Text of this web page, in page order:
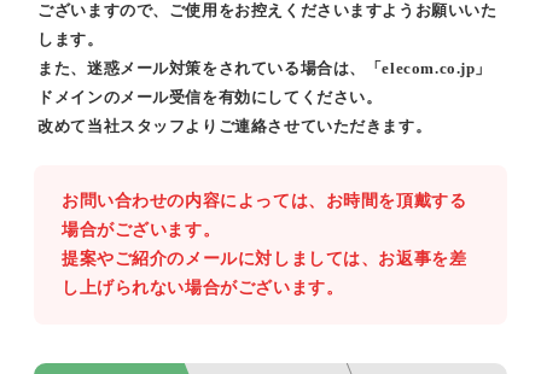
ございますので、ご使用をお控えくださいますようお願いいた
します。
また、迷惑メール対策をされている場合は、「elecom.co.jp」
ドメインのメール受信を有効にしてください。
改めて当社スタッフよりご連絡させていただきます。
お問い合わせの内容によっては、お時間を頂戴する
場合がございます。
提案やご紹介のメールに対しましては、お返事を差
し上げられない場合がございます。